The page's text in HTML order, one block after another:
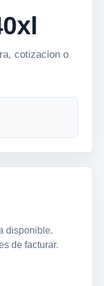
cotizacion o
disponible.
de facturar.